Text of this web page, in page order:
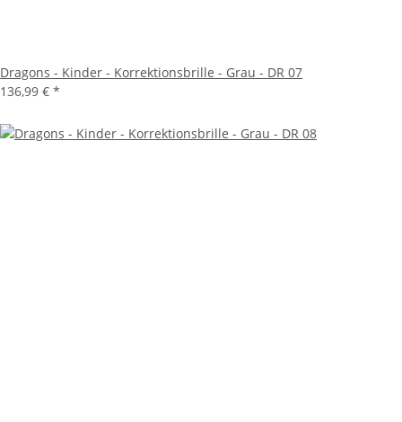
Dragons - Kinder - Korrektionsbrille - Grau - DR 07
136,99 € *